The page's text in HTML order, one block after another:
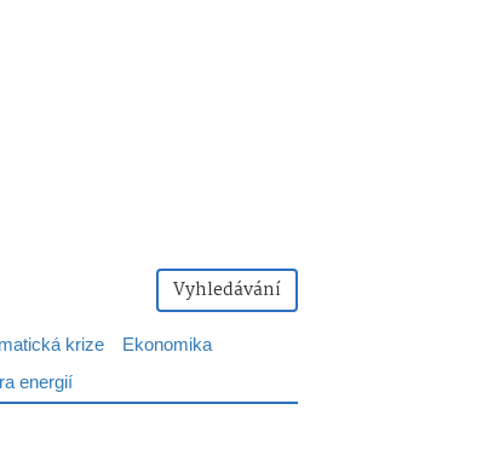
Vyhledávání
krize
Ekonomika
energií